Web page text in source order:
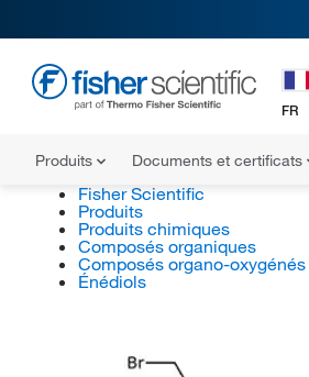
FR
Produits Documents et certificats
Fisher Scientific
Produits
Produits chimiques
Composés organiques
Composés organo-oxygénés
Énédiols